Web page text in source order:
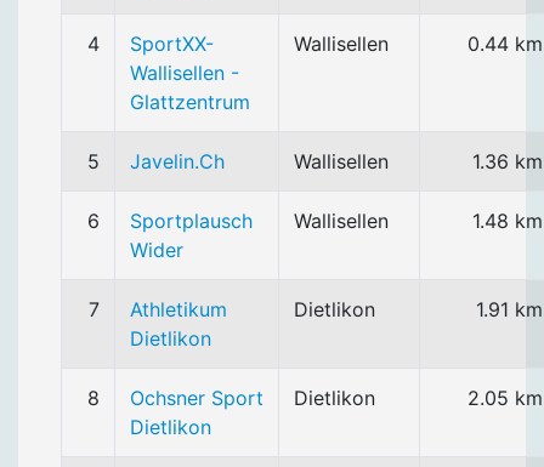
4
SportXX-
Wallisellen -
Glattzentrum
Wallisellen 0.44 km
5 Javelin.Ch Wallisellen 1.36 km
6
Sportplausch
Wider
Wallisellen 1.48 km
7
Athletikum
Dietlikon
Dietlikon 1.91 km
8
Ochsner Sport
Dietlikon
Dietlikon 2.05 km